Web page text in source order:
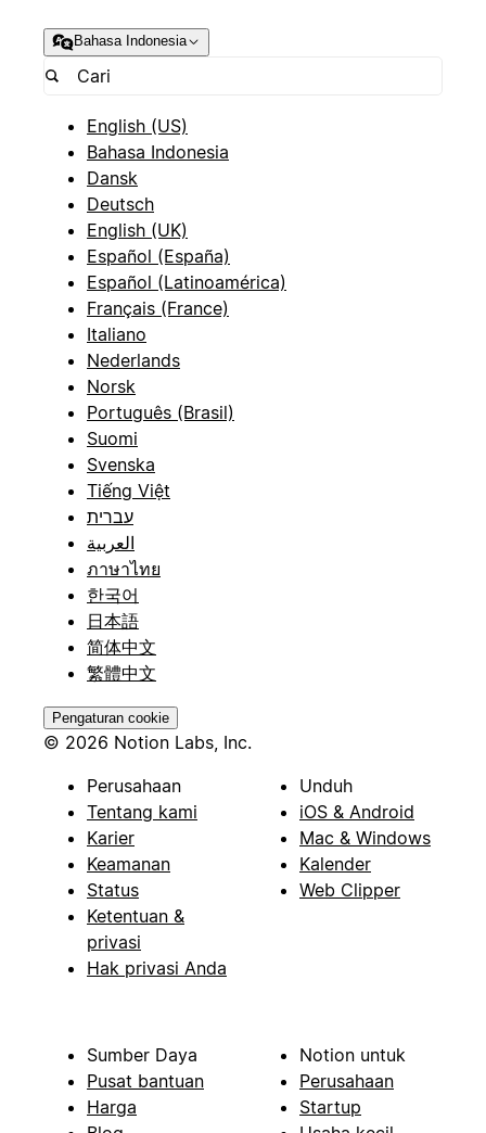
Bahasa Indonesia
English (US)
Bahasa Indonesia
Dansk
Deutsch
English (UK)
Español (España)
Español (Latinoamérica)
Français (France)
Italiano
Nederlands
Norsk
Português (Brasil)
Suomi
Svenska
Tiếng Việt
עברית
العربية
ภาษาไทย
한국어
日本語
简体中文
繁體中文
Pengaturan cookie
© 2026 Notion Labs, Inc.
Perusahaan
Tentang kami
Karier
Keamanan
Status
Ketentuan &
privasi
Hak privasi Anda
Unduh
iOS & Android
Mac & Windows
Kalender
Web Clipper
Sumber Daya
Pusat bantuan
Harga
Notion untuk
Perusahaan
Startup